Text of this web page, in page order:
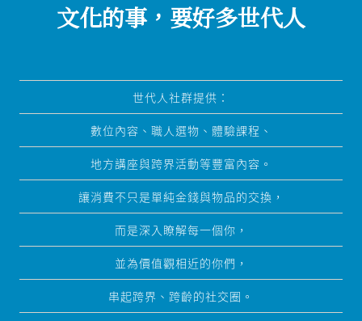
文化的事，要好多世代人
世代人社群提供：
數位內容、職人選物、體驗課程、
地方講座與跨界活動等豐富內容。
讓消費不只是單純金錢與物品的交換，
而是深入瞭解每一個你，
並為價值觀相近的你們，
串起跨界、跨齡的社交圈。